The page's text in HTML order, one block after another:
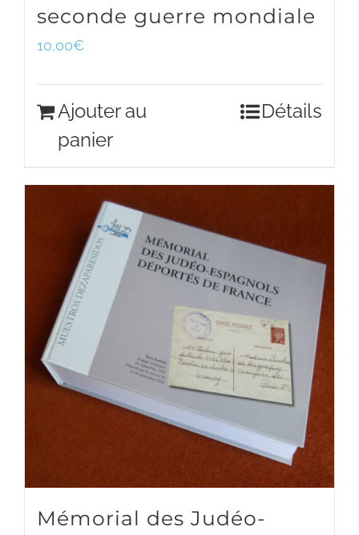
seconde guerre mondiale
10,00€
Ajouter au
panier
Détails
Mémorial des Judéo-